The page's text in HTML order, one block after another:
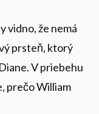
vidno, že nemá
prsteň, ktorý
V priebehu
prečo William